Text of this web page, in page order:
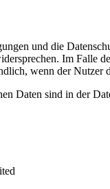
und die
Im Falle
wenn der Nutzer
Daten sind in der